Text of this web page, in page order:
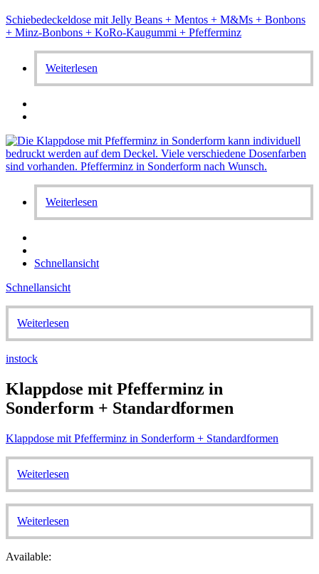
Schiebedeckeldose mit Jelly Beans + Mentos + M&Ms + Bonbons
+ Minz-Bonbons + KoRo-Kaugummi + Pfefferminz
Weiterlesen
Weiterlesen
Schnellansicht
Schnellansicht
Weiterlesen
instock
Klappdose mit Pfefferminz in
Sonderform + Standardformen
Klappdose mit Pfefferminz in Sonderform + Standardformen
Weiterlesen
Weiterlesen
Available: